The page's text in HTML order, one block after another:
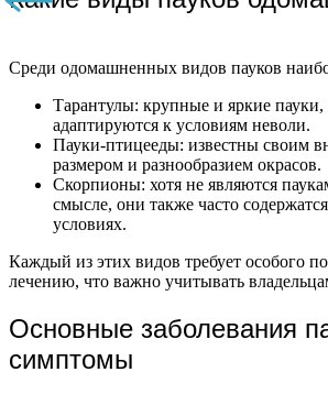
Среди одомашненных видов пауков
Тарантулы: крупные и яркие пауки,
адаптируются к условиям неволи.
Пауки-птицееды: известны своим
размером и разнообразием окрасов.
Скорпионы: хотя не являются
смысле, они также часто
условиях.
Каждый из этих видов требует особого
лечению, что важно учитывать
Основные заболевания
симптомы